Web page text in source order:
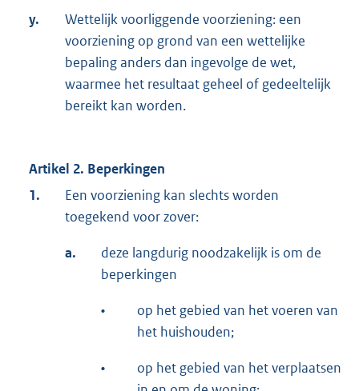
y.
Wettelijk voorliggende voorziening: een
voorziening op grond van een wettelijke
bepaling anders dan ingevolge de wet,
waarmee het resultaat geheel of gedeeltelijk
bereikt kan worden.
Artikel 2. Beperkingen
1.
Een voorziening kan slechts worden
toegekend voor zover:
a.
deze langdurig noodzakelijk is om de
beperkingen
•
op het gebied van het voeren van
het huishouden;
•
op het gebied van het verplaatsen